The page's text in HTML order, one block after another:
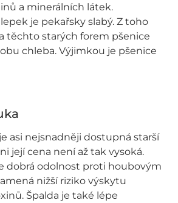
a minerálních látek.
je pekařsky slabý. Z toho
těchto starých forem pšenice
chleba. Výjimkou je pšenice
asi nejsnadněji dostupná starší
její cena není až tak vysoká.
dobrá odolnost proti houbovým
nižší riziko výskytu
Špalda je také lépe